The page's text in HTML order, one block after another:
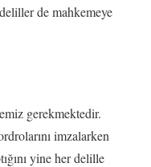
de mahkemeye
gerekmektedir.
imzalarken
yine her delille